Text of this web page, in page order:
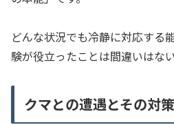
どんな状況でも冷静に対応する
験が役立ったことは間違いはな
クマとの遭遇とその対